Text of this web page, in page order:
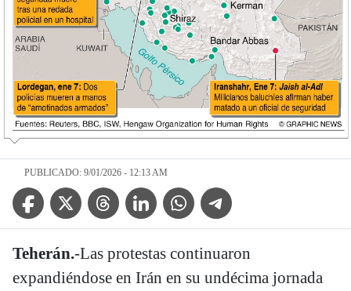
PUBLICADO: 9/01/2026 - 12:13 AM
Facebook IconTwitter IconThreads IconLinkedin IconWhatsApp IconTelegram Icon
Teherán.-Las protestas continuaron
expandiéndose en Irán en su undécima jornada